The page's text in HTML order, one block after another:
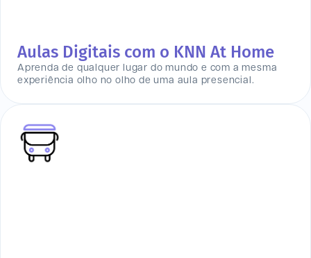
Aulas Digitais com o KNN At Home
Aprenda de qualquer lugar do mundo e com a mesma
experiência olho no olho de uma aula presencial.